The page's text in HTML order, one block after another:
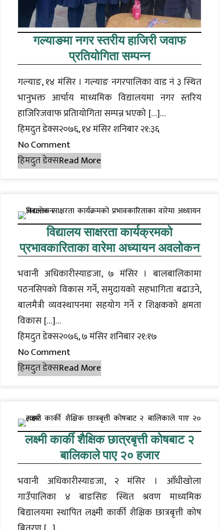
गल्याङमा नगर स्तरीय हाजिरी जवाफ
प्रतियोगिता सम्पन्न
गल्याङ, १४ मंसिर । गल्याङ नगरपालिका वाड नं ३ स्थित
भानुभक्त आर्चाय माध्यमिक विद्यालयमा नगर स्तरिय
हाजिरिजवाफ प्रतिायोगिता सम्पन्न भएको […]…
हिमदुत डेक्स२०७६, १४ मंसिर शनिबार २१:३६
No Comment
हिमदुत डेक्सRead More
विद्यालय साक्षरता कार्यक्रमको
प्रभावकारिताका वारेमा अध्यायन अवलोकन
भवानी अधिकारीस्याङजा, ७ मंसिर । बालबालिकामा
पठनसिपको विकास गर्ने, समुदायको सहभागिता बढाउने,
बालमैत्री व्यवस्थापनमा सहयोग गर्ने र शिक्षकको क्षमता
विकास […]…
हिमदुत डेक्स२०७६, ७ मंसिर शनिबार २१:१७
No Comment
हिमदुत डेक्सRead More
लक्ष्मी कार्की शैक्षिक छात्रबृत्ती कोषबाट २
बालिकाले पाए २० हजार
भवानी अधिकारीस्याङजा, २ मंसिर । आँधीखोला
गाउँपालिका ४ बाङसिङ स्थित श्रवण माध्यमिक
बिद्यालयमा स्थापित लक्ष्मी कार्की शैक्षिक छात्रबृत्ती कोष